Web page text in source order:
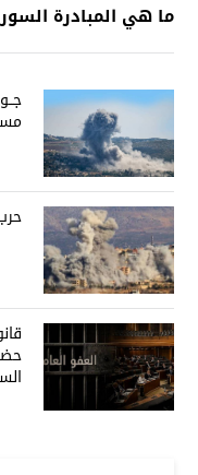
ما هي المبادرة